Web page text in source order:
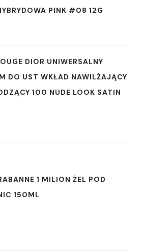
PINK #08 12G
DIOR UNIWERSALNY
DO UST WKŁAD NAWILŻAJĄCY
100 NUDE LOOK SATIN
1 MILION ŻEL POD
150ML